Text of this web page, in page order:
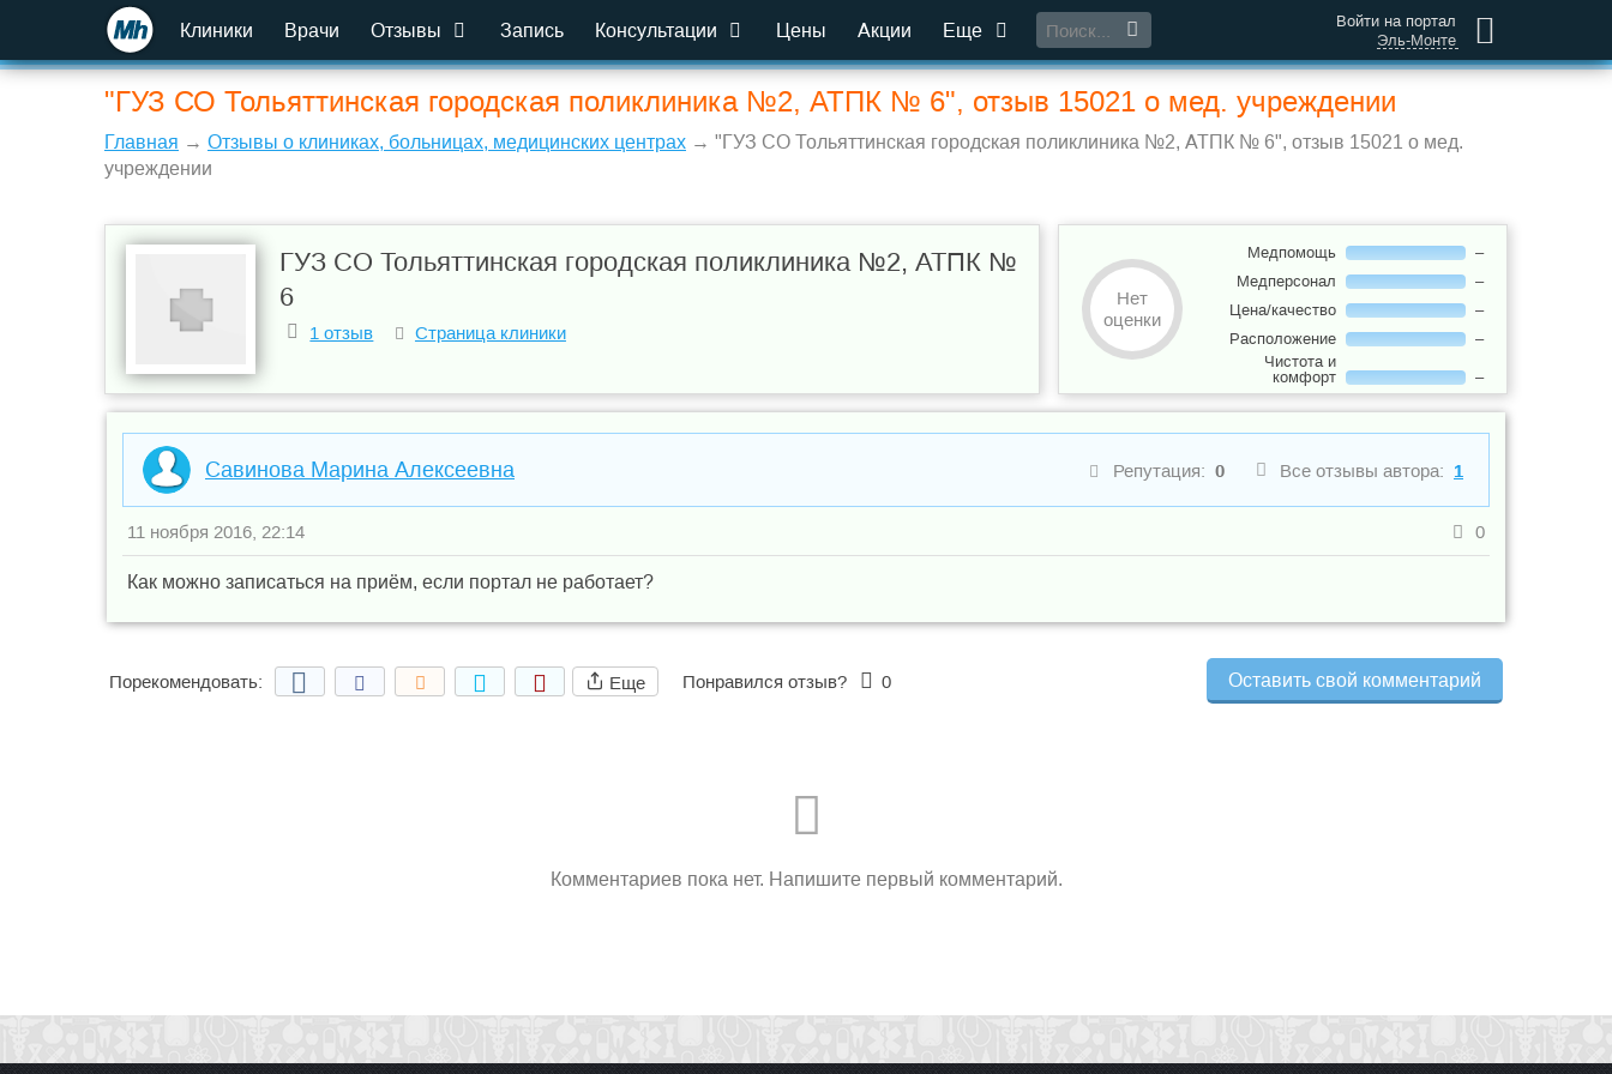
Клиники Врачи Отзывы Запись Консультации Цены Акции Еще
Войти на портал
Эль-Монте
"ГУЗ СО Тольяттинская городская поликлиника №2, АТПК № 6", отзыв 15021 о мед. учреждении
Главная → Отзывы о клиниках, больницах, медицинских центрах → "ГУЗ СО Тольяттинская городская поликлиника №2, АТПК № 6", отзыв 15021 о мед.
учреждении
ГУЗ СО Тольяттинская городская поликлиника №2, АТПК №
6
1 отзыв Страница клиники
Нет
оценки
Медпомощь
–
Медперсонал
–
Цена/качество
–
Расположение
–
Чистота и
комфорт
–
Савинова Марина Алексеевна Все отзывы автора: 1
Репутация: 0
0
11 ноября 2016, 22:14
Как можно записаться на приём, если портал не работает?
Оставить свой комментарий
Порекомендовать: Еще Понравился отзыв? 0
Комментариев пока нет. Напишите первый комментарий.